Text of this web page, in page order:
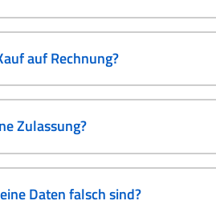
auf Rechnung?
Zulassung?
Daten falsch sind?